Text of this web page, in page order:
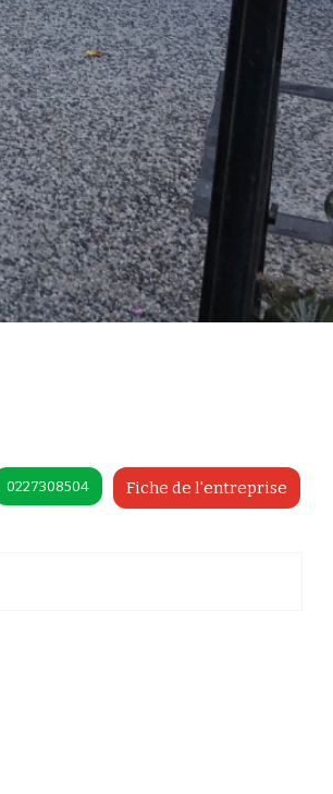
Fiche de l'entreprise
0227308504